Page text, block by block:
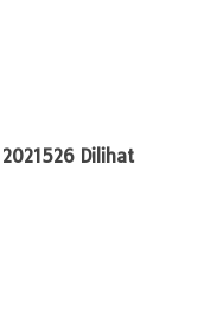
526 Dilihat